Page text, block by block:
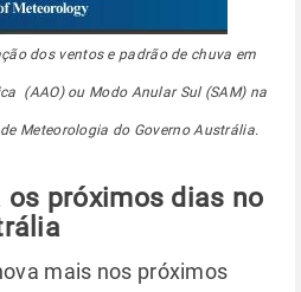
dos ventos e padrão de chuva em
(AAO) ou Modo Anular Sul (SAM) na
Meteorologia do Governo Austrália.
os próximos dias no
mais nos próximos